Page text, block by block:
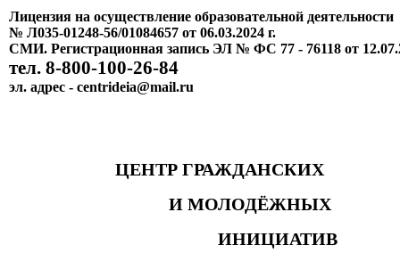
Лицензия на осуществление образовательной деятельности
№ Л035-01248-56/01084657 от 06.03.2024 г.
СМИ. Регистрационная запись ЭЛ № ФС 77 - 76118 от
тел. 8-800-100-26-84
эл. адрес - centrideia@mail.ru
ЦЕНТР ГРАЖДАНСКИХ
И МОЛОДЁЖНЫХ
ИНИЦИАТИВ